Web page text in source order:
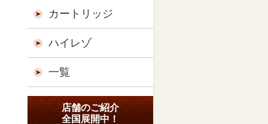
カートリッジ
ハイレゾ
一覧
店舗のご紹介
全国展開中！